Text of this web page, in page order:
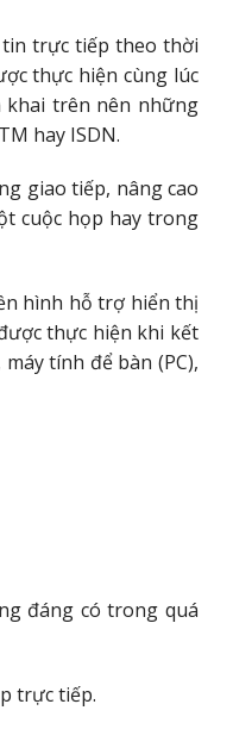
trực tiếp theo thời
thực hiện cùng lúc
khai trên nên những
hay ISDN.
giao tiếp, nâng cao
cuộc họp hay trong
hình hỗ trợ hiển thị
thực hiện khi kết
tính để bàn (PC),
đáng có trong quá
trực tiếp.